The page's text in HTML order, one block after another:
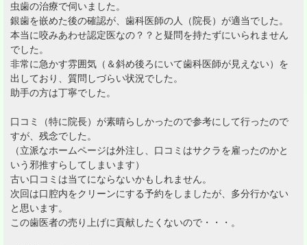
虫歯の治療で伺いました。
銀歯を嵌めた後の確認が、歯科医師の人（院長）が適当でした。
本当に咬みあわせ認定医なの？？と疑問を持たずにいられません
でした。
非常に急かす雰囲気（＆斜め後ろにいて歯科医師が見えない）を
出しており、質問しづらい状況でした。
助手の方は丁寧でした。
口コミ（特に院長）が素晴らしかったので参考にして行ったので
すが、残念でした。
（立派なホームページは外注し、口コミはサクラを雇ったのかと
いう邪推すらしてしまいます）
古い口コミは当てにならないかもしれません。
次回は口腔内をクリーンにする予約をしましたが、多分行かない
と思います。
この歯医者の売り上げに貢献したくないので・・・。